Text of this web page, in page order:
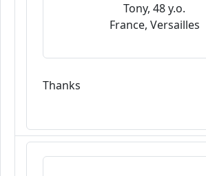
Tony, 48 y.o.
France, Versailles
Thanks